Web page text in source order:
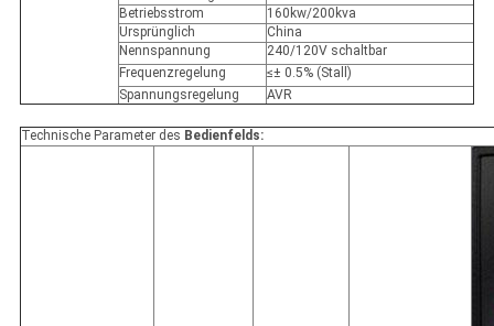
Betriebsstrom
160kw/200kva
Ursprünglich
China
Nennspannung
240/120V schaltbar
Frequenzregelung
≤± 0.5% (Stall)
Spannungsregelung
AVR
Technische Parameter des Bedienfelds: